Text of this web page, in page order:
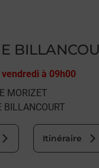
à 09h00
MORIZET
BILLANCOURT
Itinéraire